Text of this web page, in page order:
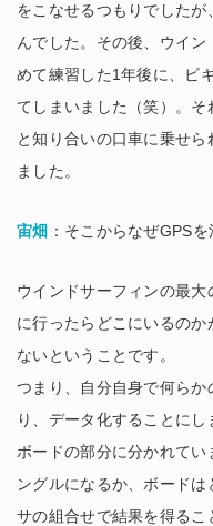
をこなせるつもりでした
んでした。その後、ウイ
めて練習した1年後に、ビ
てしまいました（笑）。そ
と知り合いの口車に乗せ
ました。
宙畑 ：そこからなぜGPS
ウインドサーフィンの最
に行ったらどこにいるの
ないということです。
つまり、自分自身で何ら
り、データ化することに
ボードの部分に分かれて
ングルになるか、ボード
サの組合せで結果を得る